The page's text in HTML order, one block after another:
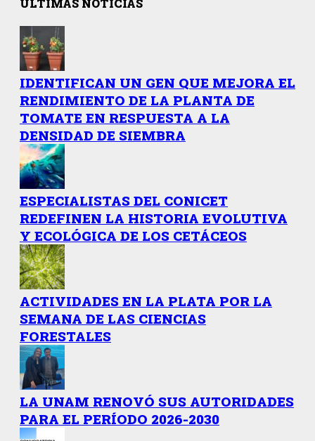
ÚLTIMAS NOTICIAS
IDENTIFICAN UN GEN QUE MEJORA EL
RENDIMIENTO DE LA PLANTA DE
TOMATE EN RESPUESTA A LA
DENSIDAD DE SIEMBRA
ESPECIALISTAS DEL CONICET
REDEFINEN LA HISTORIA EVOLUTIVA
Y ECOLÓGICA DE LOS CETÁCEOS
ACTIVIDADES EN LA PLATA POR LA
SEMANA DE LAS CIENCIAS
FORESTALES
LA UNAM RENOVÓ SUS AUTORIDADES
PARA EL PERÍODO 2026-2030